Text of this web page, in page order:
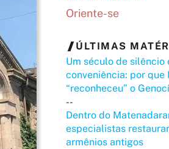
Oriente-se
ÚLTIMAS
Um século de silêncio
conveniência: por que
“reconheceu” o
--
Dentro do
especialistas
armênios antigos